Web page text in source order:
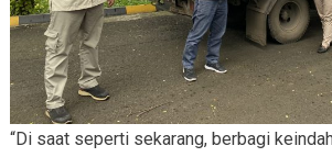
“Di saat seperti sekarang, berbagi